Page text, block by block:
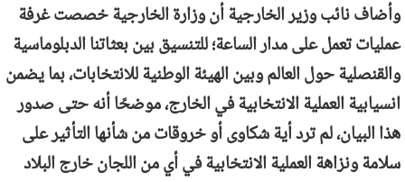
وأضاف نائب وزير الخارجية أن وزارة الخارجية خصصت غرفة
عمليات تعمل على مدار الساعة؛ للتنسيق بين بعثاتنا الدبلوماسية
والقنصلية حول العالم وبين الهيئة الوطنية للانتخابات، بما يضمن
انسيابية العملية الانتخابية في الخارج، موضحًا أنه حتى صدور
هذا البيان، لم ترد أية شكاوى أو خروقات من شأنها التأثير على
سلامة ونزاهة العملية الانتخابية في أي من اللجان خارج البلاد